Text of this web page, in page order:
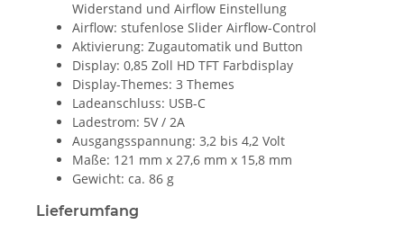
Widerstand und Airflow Einstellung
Airflow: stufenlose Slider Airflow-Control
Aktivierung: Zugautomatik und Button
Display: 0,85 Zoll HD TFT Farbdisplay
Display-Themes: 3 Themes
Ladeanschluss: USB-C
Ladestrom: 5V / 2A
Ausgangsspannung: 3,2 bis 4,2 Volt
Maße: 121 mm x 27,6 mm x 15,8 mm
Gewicht: ca. 86 g
Lieferumfang